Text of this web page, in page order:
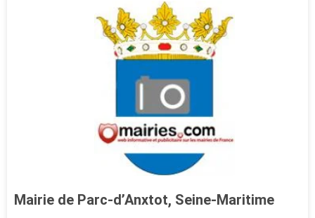
Mairie de Parc-d’Anxtot, Seine-Maritime